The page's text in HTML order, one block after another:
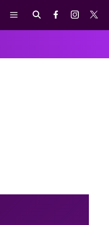
Μενού